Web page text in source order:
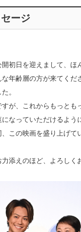
ージ
初日を迎えまして、ほ
年齢層の方が来てくだ
。
が、これからもっとも
なっていただけるよう
、この映画を盛り上げて
添えのほど、よろしく